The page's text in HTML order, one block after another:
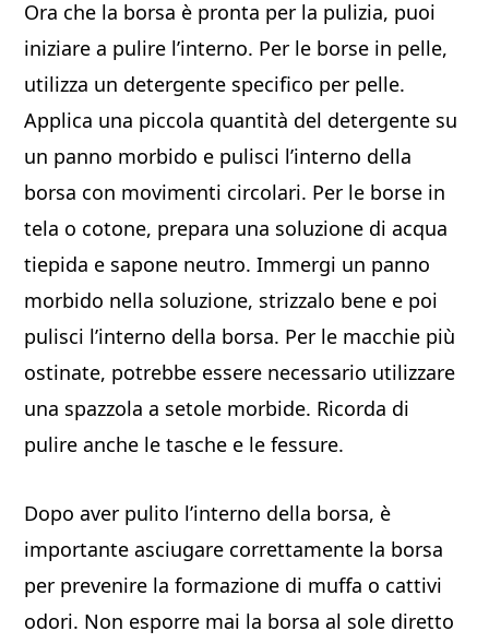
Ora che la borsa è pronta per la pulizia, puoi
iniziare a pulire l’interno. Per le borse in pelle,
utilizza un detergente specifico per pelle.
Applica una piccola quantità del detergente su
un panno morbido e pulisci l’interno della
borsa con movimenti circolari. Per le borse in
tela o cotone, prepara una soluzione di acqua
tiepida e sapone neutro. Immergi un panno
morbido nella soluzione, strizzalo bene e poi
pulisci l’interno della borsa. Per le macchie più
ostinate, potrebbe essere necessario utilizzare
una spazzola a setole morbide. Ricorda di
pulire anche le tasche e le fessure.
Dopo aver pulito l’interno della borsa, è
importante asciugare correttamente la borsa
per prevenire la formazione di muffa o cattivi
odori. Non esporre mai la borsa al sole diretto